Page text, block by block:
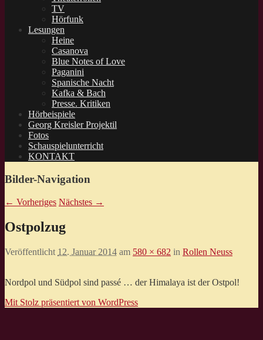
TV
Hörfunk
Lesungen
Heine
Casanova
Blue Notes of Love
Paganini
Spanische Nacht
Kafka & Bach
Presse. Kritiken
Hörbeispiele
Georg Kreisler Projektil
Fotos
Schauspielunterricht
KONTAKT
Bilder-Navigation
← Vorheriges Nächstes →
Ostpolzug
Veröffentlicht 12. Januar 2014 am 580 × 682 in Rollen Neuss
Nordpol und Südpol sind passé … der Himalaya ist der Ostpol!
Mit Stolz präsentiert von WordPress